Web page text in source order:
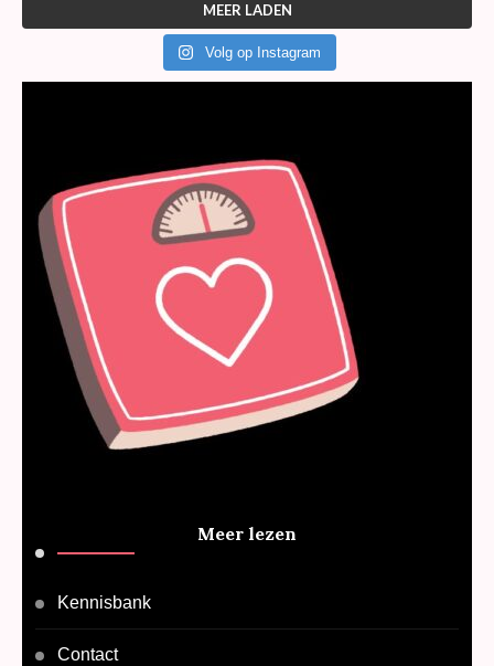
MEER LADEN
Volg op Instagram
Meer lezen
Kennisbank
Contact